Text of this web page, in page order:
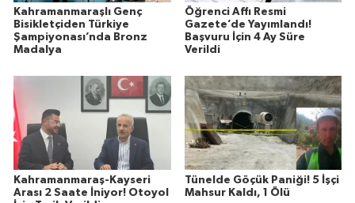
Kahramanmaraşlı Genç
Bisikletçiden Türkiye
Şampiyonası’nda Bronz
Madalya
Öğrenci Affı Resmi
Gazete’de Yayımlandı!
Başvuru İçin 4 Ay Süre
Verildi
Kahramanmaraş-Kayseri
Arası 2 Saate İniyor! Otoyol
Tünelde Göçük Paniği! 5 İşçi
Mahsur Kaldı, 1 Ölü